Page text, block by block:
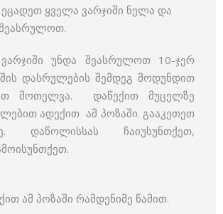
ყველა ვარჯიში ნელა და
უნდა შეასრულოთ 10-ჯერ
დასრულების შემდეგ მოდუნდით
მოთელვა. დაწექით მუცელზე
ადექით ამ პოზაში. გააკეთეთ
დაწოლისსას ჩაიუსუნთქეთ,
ამ პოზაში რამდენიმე წამით.